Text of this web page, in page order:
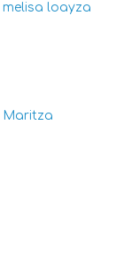
melisa loayza
Maritza